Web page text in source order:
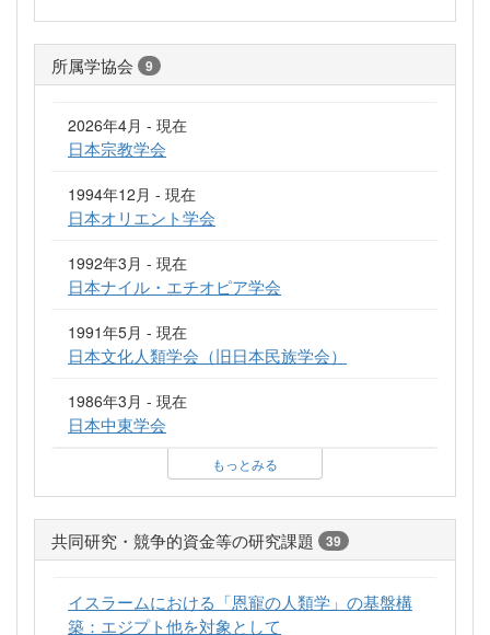
所属学協会 9
2026年4月 - 現在
日本宗教学会
1994年12月 - 現在
日本オリエント学会
1992年3月 - 現在
日本ナイル・エチオピア学会
1991年5月 - 現在
日本文化人類学会（旧日本民族学会）
1986年3月 - 現在
日本中東学会
もっとみる
共同研究・競争的資金等の研究課題 39
イスラームにおける「恩寵の人類学」の基盤構
築：エジプト他を対象として